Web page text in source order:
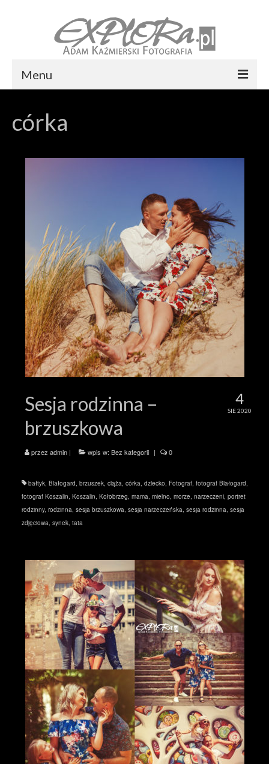
Menu
Reportaż ślubny
Usługi
Kontakt
córka
4
SIE 2020
Sesja rodzinna –
brzuszkowa
przez admin | wpis w: Bez kategorii | 0
bałtyk, Białogard, brzuszek, ciąża, córka, dziecko, Fotograf, fotograf Białogard,
fotograf Koszalin, Koszalin, Kołobrzeg, mama, mielno, morze, narzeczeni, portret
rodzinny, rodzinna, sesja brzuszkowa, sesja narzeczeńska, sesja rodzinna, sesja
zdjęciowa, synek, tata